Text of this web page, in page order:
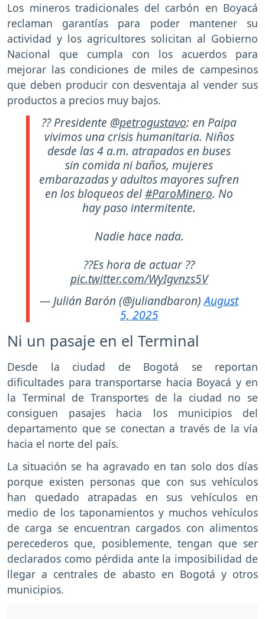
Los mineros tradicionales del carbón en Boyacá
reclaman garantías para poder mantener su
actividad y los agricultores solicitan al Gobierno
Nacional que cumpla con los acuerdos para
mejorar las condiciones de miles de campesinos
que deben producir con desventaja al vender sus
productos a precios muy bajos.
?? Presidente @petrogustavo: en Paipa
vivimos una crisis humanitaria. Niños
desde las 4 a.m. atrapados en buses
sin comida ni baños, mujeres
embarazadas y adultos mayores sufren
en los bloqueos del#ParoMinero. No
hay paso intermitente.
Nadie hace nada.
??Es hora de actuar ??
pic.twitter.com/WyIgvnzs5V
— Julián Barón (@juliandbaron)August
5, 2025
Ni un pasaje en el Terminal
Desde la ciudad de Bogotá se reportan
dificultades para transportarse hacia Boyacá y en
la Terminal de Transportes de la ciudad no se
consiguen pasajes hacia los municipios del
departamento que se conectan a través de la vía
hacia el norte del país.
La situación se ha agravado en tan solo dos días
porque existen personas que con sus vehículos
han quedado atrapadas en sus vehículos en
medio de los taponamientos y muchos vehículos
de carga se encuentran cargados con alimentos
perecederos que, posiblemente, tengan que ser
declarados como pérdida ante la imposibilidad de
llegar a centrales de abasto en Bogotá y otros
municipios.